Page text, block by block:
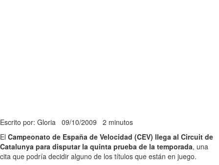
Escrito por: Gloria 09/10/2009 2 minutos
El Campeonato de España de Velocidad (CEV) llega al Circuit de
Catalunya para disputar la quinta prueba de la temporada, una
cita que podría decidir alguno de los títulos que están en juego.